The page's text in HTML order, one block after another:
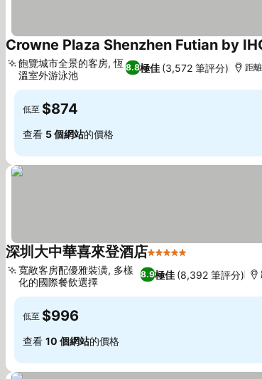
Crowne Plaza Shenzhen Futian by
8.8極佳 (3,572 筆評分)
飽覽城市全景的客房, 恆
溫室外游泳池
距
低至 $874
查看 5 個網站的價格
深圳大中華喜來登酒店5 星級
8.9極佳 (8,392 筆評分)
寬敞客房配優雅裝潢, 多樣
化的國際餐飲選擇
低至 $996
查看 10 個網站的價格